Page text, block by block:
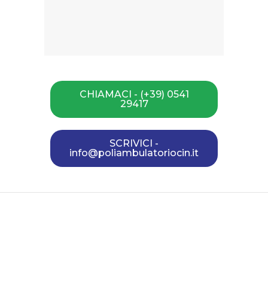
CHIAMACI - (+39) 0541
29417
SCRIVICI -
info@poliambulatoriocin.it